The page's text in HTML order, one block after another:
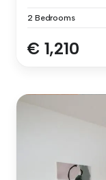
2 Bedrooms
€ 1,210